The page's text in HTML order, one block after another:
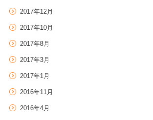
2017年12月
2017年10月
2017年8月
2017年3月
2017年1月
2016年11月
2016年4月